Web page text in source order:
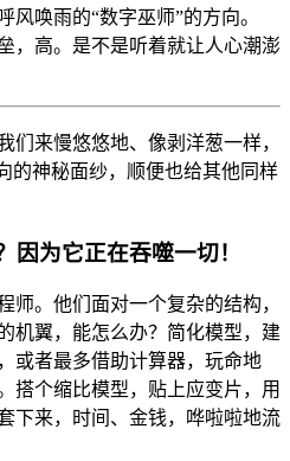
唤雨的“数字巫师”的方向。
，高。是不是听着就让人心潮澎
们来慢悠悠地、像剥洋葱一样，
的神秘面纱，顺便也给其他同样
因为它正在吞噬一切！
师。他们面对一个复杂的结构，
机翼，能怎么办？简化模型，建
或者最多借助计算器，玩命地
搭个缩比模型，贴上应变片，用
来，时间、金钱，哗啦啦地流